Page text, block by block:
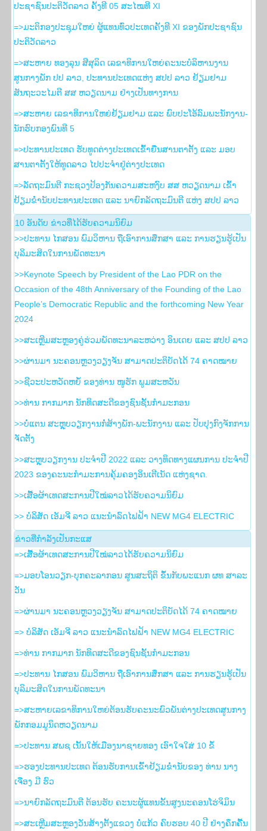
ປະຊາຊົນປະຕິວັດລາວ ຄັ້ງທີ 05 ສະໄໝທີ XI
=>ມະຕິກອງປະຊຸມໃຫຍ່ ຜູ້ແທນທົ່ວປະເທດຄັ້ງທີ XI ຂອງພັກປະຊາຊົນ
ປະຕິວັດລາວ
=>ສະຫາຍ ທອງລຸນ ສີສຸລິດ ເລຂາທິການໃຫຍ່ຄະນະບໍລິຫານງານ
ສູນກາງພັກ ປປ ລາວ, ປະທານປະເທດແຫ່ງ ສປປ ລາວ ຢ້ຽມຢາມ
ສັນຖະວະໄມຕີ ສສ ຫວຽດນາມ ຢ່າງເປັນທາງການ
=>ສະຫາຍ ເລຂາທິການໃຫຍ່ຢ້ຽມຢາມ ແລະ ພົບປະໂອ້ລົມພະນັກງານ-
ນັກຮົບກອງພົນທີ 5
=>ປະທານປະເທດ ຮັບທູດຕ່າງປະເທດເຂົ້າຍື່ນສານຕາຕັ້ງ ແລະ ມອບ
ສານຕາຕັ້ງໃຫ້ທູດລາວ ໄປປະຈຳຢູ່ຕ່າງປະເທດ
=>ລັດຖະມົນຕີ ກະຊວງປ້ອງກັນຄວາມສະຫງົບ ສສ ຫວຽດນາມ ເຂົ້າ
ຢ້ຽມຂໍ່ານັບປະທານປະເທດ ແລະ ນາຍົກລັດຖະມົນຕີ ແຫ່ງ ສປປ ລາວ
10 ອັນ​ດັບ ຂ່າວ​ທີ່​ໄດ້​ຮັບ​ຄວາມ​ນິ​ຍົມ
>>ປະທານ ໄກສອນ ພົມວິຫານ ຖືເອົາການສຶກສາ ແລະ ການຮຽນຮູ້ເປັນ
ບຸລິມະສິດໃນການພັດທະນາ
>>Keynote Speech by President of the Lao PDR on the
Occasion of the 48th Anniversary of the Founding of the Lao
People’s Democratic Republic and the forthcoming New Year
2024
>>ສະເຫຼີມສະຫຼອງຄູ່ຮ່ວມພັດທະນາລະຫວ່າງ ອິນເດຍ ແລະ ສປປ ລາວ
>>ຜ່ານມາ ນະຄອນຫຼວງວຽງຈັນ ສາມາດປະຕິບັດໄດ້ 74 ຄາດໝາຍ
>>ຊີວະປະຫວັດຫຍໍ້ ຂອງທ່ານ ໜູຮັກ ພູມສະຫວັນ
>>ທ່ານ ກາກມາກ ນັກທິດສະດີຂອງຊົນຊັ້ນກຳມະກອນ
>>ບໍ່ແຕນ ສະຫຼຸບວຽກງານກໍ່ສ້າງພັກ-ພະນັກງານ ແລະ ປັບປຸງກົງຈັກການ
ຈັດຕັ້ງ
>>ສະຫຼຸບວຽກງານ ປະຈໍາປີ 2022 ແລະ ວາງທິດທາງແຜນການ ປະຈໍາປີ
2023 ຂອງຄະນະກໍາມະການຄຸ້ມຄອງອິນເຕີເນັດ ແຫ່ງຊາດ.
>>ເສື້ອຜ້າເທດສະການປີໃໝ່ລາວໄດ້ຮັບຄວາມນິຍົມ
>> ບໍລິສັດ ເອັມຈີ ລາວ ແນະນຳລົດໄຟຟ້າ NEW MG4 ELECTRIC
ຂ່າວ​ທີ່​ກຳ​ລັງ​ເປັນ​ກະ​ແສ
=>ເສື້ອຜ້າເທດສະການປີໃໝ່ລາວໄດ້ຮັບຄວາມນິຍົມ
=>ມອບໂອນວຽກ-ບຸກຄະລາກອນ ສູນສະຖິຕິ ຂຶ້ນກັບພະແນກ ຜທ ສາລະ
ວັນ
=>ຜ່ານມາ ນະຄອນຫຼວງວຽງຈັນ ສາມາດປະຕິບັດໄດ້ 74 ຄາດໝາຍ
=> ບໍລິສັດ ເອັມຈີ ລາວ ແນະນຳລົດໄຟຟ້າ NEW MG4 ELECTRIC
=>ທ່ານ ກາກມາກ ນັກທິດສະດີຂອງຊົນຊັ້ນກຳມະກອນ
=>ປະທານ ໄກສອນ ພົມວິຫານ ຖືເອົາການສຶກສາ ແລະ ການຮຽນຮູ້ເປັນ
ບຸລິມະສິດໃນການພັດທະນາ
=>ສະຫາຍເລຂາທິການໃຫຍ່ຕ້ອນຮັບຄະນະພົວພັນຕ່າງປະເທດສູນກາງ
ພັກກອມມູນິດຫວຽດນາມ
=>ປະທານ ສພຊ ເນັ້ນໃຫ້ເມືອງນາຊາຍທອງ ເອົາໃຈໃສ່ 10 ຂໍ້
=>ຮອງ​ປະທານ​ປະເທດ ຕ້ອນຮັບ​ການ​ເຂົ້າ​ຢ້ຽມ​ຂ່ຳນັບ​ຂອງ ທ່ານ ນາງ
ເຈືອງ ມີ ຮົວ
=>ນາຍົກລັດຖະມົນຕີ ຕ້ອນຮັບ ຄະນະຜູ້ແທນຂັ້ນສູງນະຄອນໂຮ່ຈິມິນ
=>ສະເຫຼີມສະຫຼອງວັນສ້າງຕັ້ງແຂວງ ບໍ່ແກ້ວ ຄົບຮອບ 40 ປີ ຢ່າງຄຶກຄື້ນ